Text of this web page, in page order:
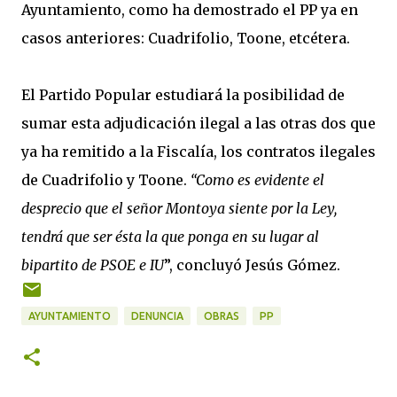
Ayuntamiento, como ha demostrado el PP ya en
casos anteriores: Cuadrifolio, Toone, etcétera.
El Partido Popular estudiará la posibilidad de
sumar esta adjudicación ilegal a las otras dos que
ya ha remitido a la Fiscalía, los contratos ilegales
de Cuadrifolio y Toone. “Como es evidente el
desprecio que el señor Montoya siente por la Ley,
tendrá que ser ésta la que ponga en su lugar al
bipartito de PSOE e IU”, concluyó Jesús Gómez.
AYUNTAMIENTO DENUNCIA OBRAS PP